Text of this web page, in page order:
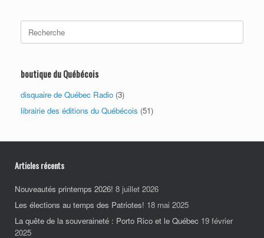
Search
for:
boutique du Québécois
disquaire de Québec Radio (3)
librairie des éditions du Québécois (51)
Articles récents
Nouveautés printemps 2026! 8 juillet 2026
Les élections au temps des Patriotes! 18 mai 2025
La quête de la souveraineté : Porto Rico et le Québec 19 février
2025